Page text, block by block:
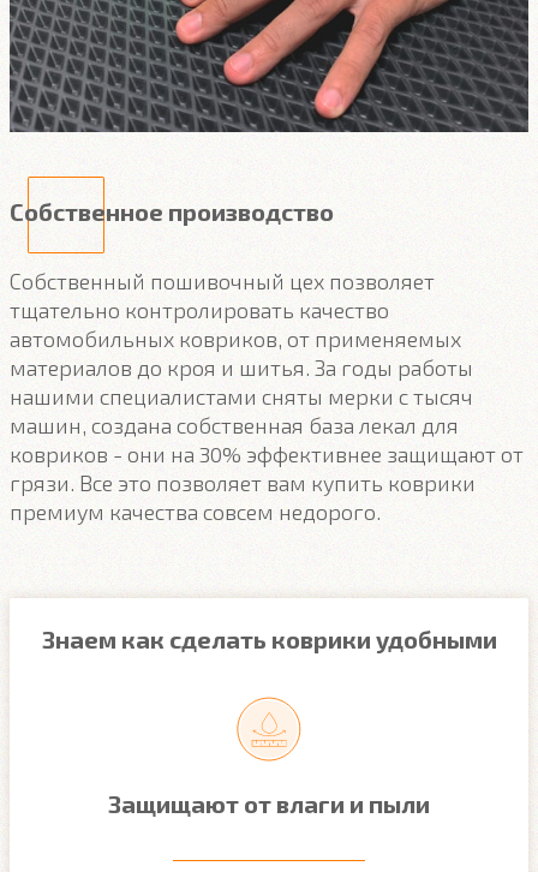
Собственное производство
Собственный пошивочный цех позволяет
тщательно контролировать качество
автомобильных ковриков, от применяемых
материалов до кроя и шитья. За годы работы
нашими специалистами сняты мерки с тысяч
машин, создана собственная база лекал для
ковриков - они на 30% эффективнее защищают от
грязи. Все это позволяет вам купить коврики
премиум качества совсем недорого.
Знаем как сделать коврики удобными
Защищают от влаги и пыли